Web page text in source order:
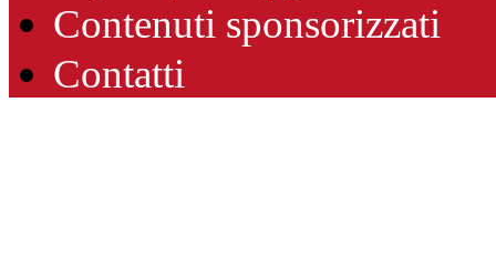
Contenuti sponsorizzati
Contatti